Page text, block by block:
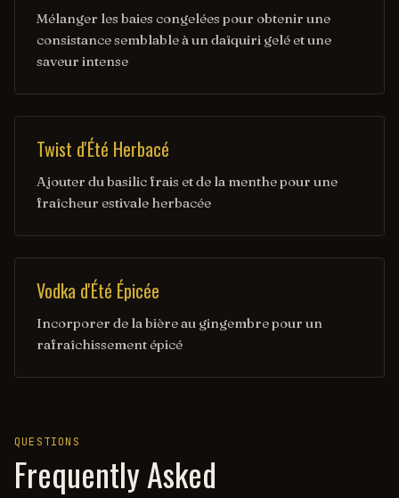
Mélanger les baies congelées pour obtenir une
consistance semblable à un daïquiri gelé et une
saveur intense
Twist d'Été Herbacé
Ajouter du basilic frais et de la menthe pour une
fraîcheur estivale herbacée
Vodka d'Été Épicée
Incorporer de la bière au gingembre pour un
rafraîchissement épicé
QUESTIONS
Frequently Asked